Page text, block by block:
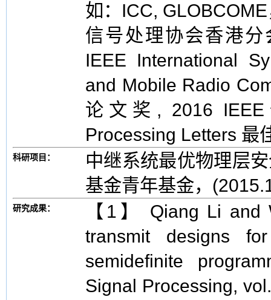
如：ICC,
信号处理协会香港
IEEE International
and Mobile Radio
论文奖, 2016
Processing Letters 最
科研项目：
中继系统最优物理层
基金青年基金，
研究成果：
【1】 Qiang Li and
transmit designs
semidefinite
Signal Processing,